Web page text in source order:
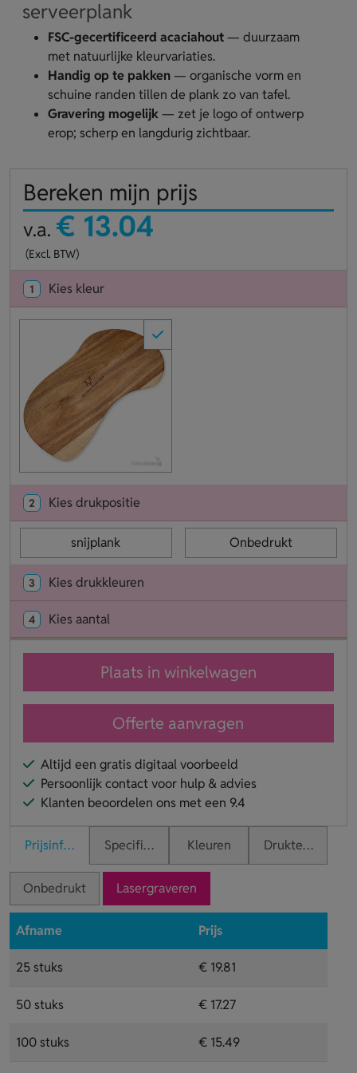
serveerplank
FSC-gecertificeerd acaciahout— duurzaam
met natuurlijke kleurvariaties.
Handig op te pakken— organische vorm en
schuine randen tillen de plank zo van tafel.
Gravering mogelijk— zet je logo of ontwerp
erop; scherp en langdurig zichtbaar.
Bereken mijn prijs
v.a. € 13.04
(Excl. BTW)
1 Kies kleur
2 Kies drukpositie
snijplank Onbedrukt
3 Kies drukkleuren
4 Kies aantal
Plaats in winkelwagen
Offerte aanvragen
Altijd een gratis digitaal voorbeeld
Persoonlijk contact voor hulp & advies
Klanten beoordelen ons met een 9.4
PrijsinformatieSpecificaties Kleuren Druktechnieken
Onbedrukt Lasergraveren
Afname Prijs
25 stuks € 19.81
50 stuks € 17.27
100 stuks € 15.49